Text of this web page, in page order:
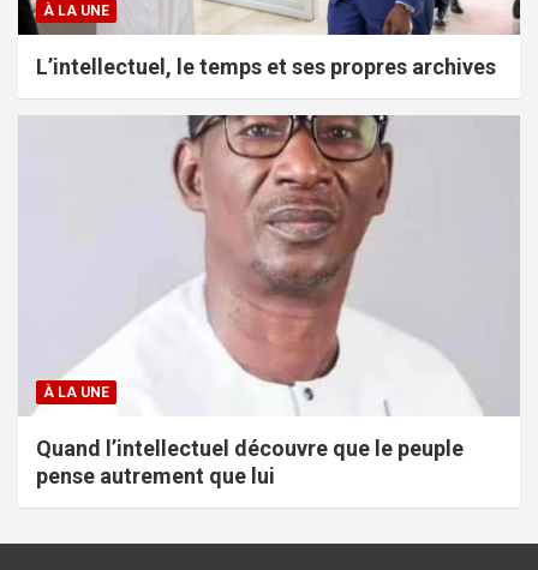
À LA UNE
L’intellectuel, le temps et ses propres archives
À LA UNE
Quand l’intellectuel découvre que le peuple
pense autrement que lui